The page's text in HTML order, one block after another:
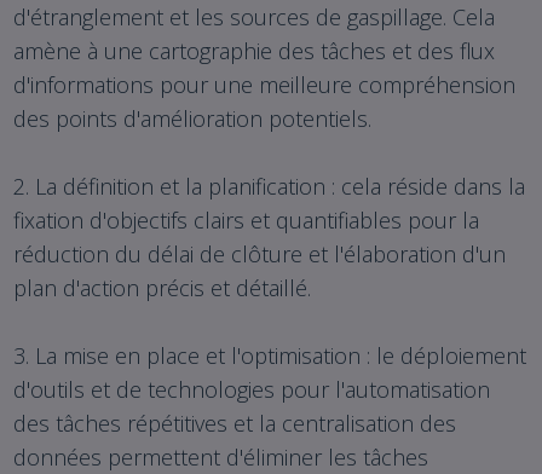
d'étranglement et les sources de gaspillage. Cela
amène à une cartographie des tâches et des flux
d'informations pour une meilleure compréhension
des points d'amélioration potentiels.
2. La définition et la planification : cela réside dans la
fixation d'objectifs clairs et quantifiables pour la
réduction du délai de clôture et l'élaboration d'un
plan d'action précis et détaillé.
3. La mise en place et l'optimisation : le déploiement
d'outils et de technologies pour l'automatisation
des tâches répétitives et la centralisation des
données permettent d'éliminer les tâches